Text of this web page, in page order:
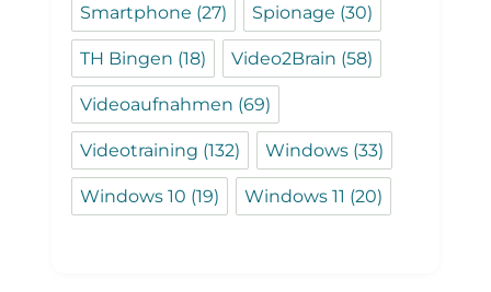
Smartphone (27) Spionage (30)
TH Bingen (18) Video2Brain (58)
Videoaufnahmen (69)
Videotraining (132) Windows (33)
Windows 10 (19) Windows 11 (20)